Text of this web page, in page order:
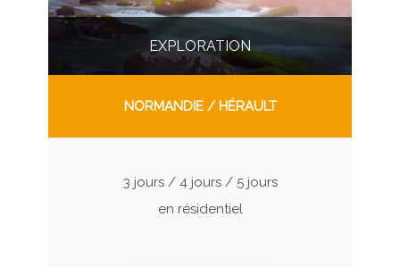
EXPLORATION
NORMANDIE / HÉRAULT
3 jours / 4 jours / 5 jours
en résidentiel